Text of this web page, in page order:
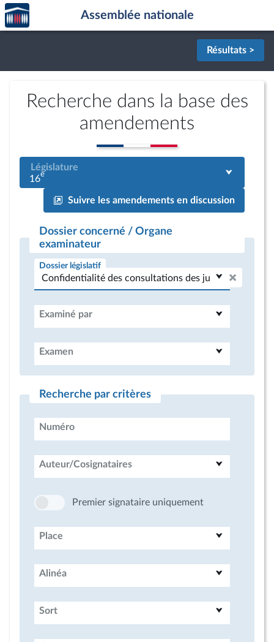
Aller au contenu
Aller en bas de la page
Accèder
à la
page
Assemblée nationale
Résultats >
Recherche dans la base des
amendements
Législature
16e
Suivre les amendements en discussion
Dossier concerné / Organe
examinateur
Dossier législatif
Examiné par
Examen
Recherche par critères
Numéro
Auteur/Cosignataires
Premier signataire uniquement
Place
Alinéa
Sort